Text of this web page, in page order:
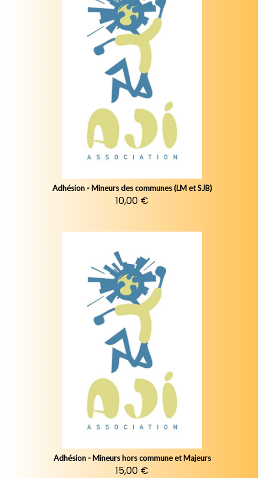
Adhésion - Mineurs des communes (LM et SJB)
10,00 €
Adhésion - Mineurs hors commune et Majeurs
15,00 €